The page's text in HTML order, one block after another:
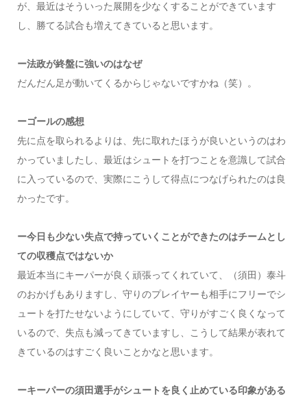
が、最近はそういった展開を少なくすることができています
し、勝てる試合も増えてきていると思います。
ー法政が終盤に強いのはなぜ
だんだん足が動いてくるからじゃないですかね（笑）。
ーゴールの感想
先に点を取られるよりは、先に取れたほうが良いというのはわ
かっていましたし、最近はシュートを打つことを意識して試合
に入っているので、実際にこうして得点につなげられたのは良
かったです。
ー今日も少ない失点で持っていくことができたのはチームとし
ての収穫点ではないか
最近本当にキーパーが良く頑張ってくれていて、（須田）泰斗
のおかげもありますし、守りのプレイヤーも相手にフリーでシ
ュートを打たせないようにしていて、守りがすごく良くなって
いるので、失点も減ってきていますし、こうして結果が表れて
きているのはすごく良いことかなと思います。
ーキーパーの須田選手がシュートを良く止めている印象がある